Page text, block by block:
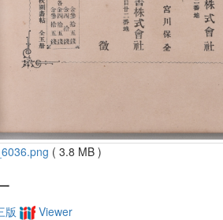
( 3.8 MB )
版 Viewer